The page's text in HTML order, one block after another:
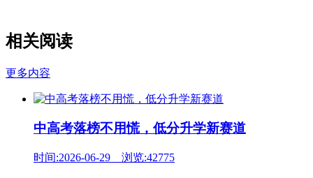
相关阅读
更多内容
中高考落榜不用慌，低分升学新赛道
时间:2026-06-29 浏览:42775